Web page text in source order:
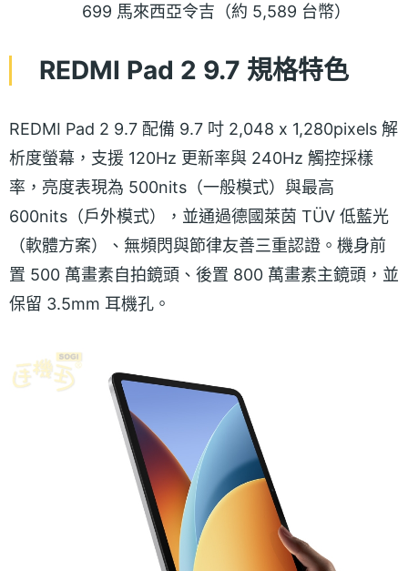
699 馬來西亞令吉（約 5,589 台幣）
REDMI Pad 2 9.7 規格特色
REDMI Pad 2 9.7 配備 9.7 吋 2,048 x 1,280pixels 解
析度螢幕，支援 120Hz 更新率與 240Hz 觸控採樣
率，亮度表現為 500nits（一般模式）與最高
600nits（戶外模式），並通過德國萊茵 TÜV 低藍光
（軟體方案）、無頻閃與節律友善三重認證。機身前
置 500 萬畫素自拍鏡頭、後置 800 萬畫素主鏡頭，並
保留 3.5mm 耳機孔。